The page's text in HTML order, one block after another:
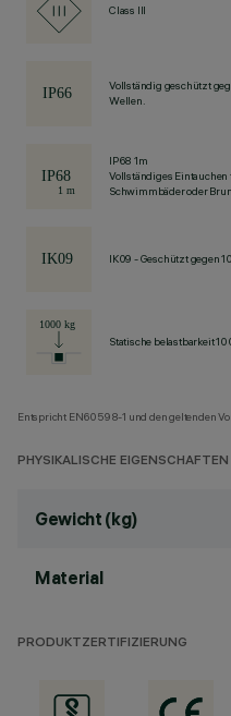
Class III
Vollständig geschützt
Wellen.
IP68 1m
Vollständiges
Schwimmbäder oder
IK09 - Geschützt gegen
Statische belastbarkeit
Entspricht EN60598-1 und den geltenden
PHYSIKALISCHE EIGENSCHAFTEN
Gewicht (kg)
Material
PRODUKTZERTIFIZIERUNG